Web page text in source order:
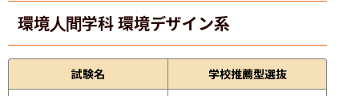
環境人間学科 環境デザイン系
試験名
学校推薦型選抜